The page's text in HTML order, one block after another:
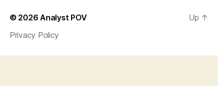
© 2026 Analyst POV
Privacy Policy
Up ↑